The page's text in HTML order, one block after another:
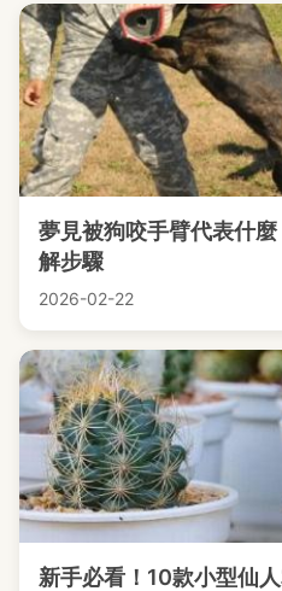
夢見被狗咬手臂代表什
解步驟
2026-02-22
新手必看！10款小型仙